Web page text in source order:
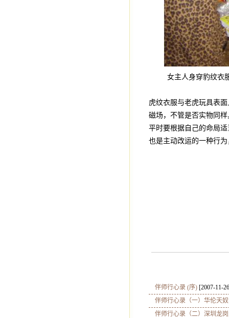
女主人身穿豹纹衣
虎纹衣服与老虎玩具表
磁场，不管是否实物同
平时要根据自己的命局
也是主动改运的一种行
伴师行心录 (序) [2007-11-
伴师行心录（一）华伦天
伴师行心录（二）深圳龙